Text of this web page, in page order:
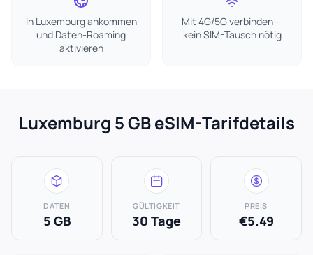
In Luxemburg ankommen
und Daten-Roaming
aktivieren
Mit 4G/5G verbinden —
kein SIM-Tausch nötig
Luxemburg 5 GB eSIM-Tarifdetails
DATEN
5 GB
GÜLTIGKEIT
30 Tage
PREIS
€5.49